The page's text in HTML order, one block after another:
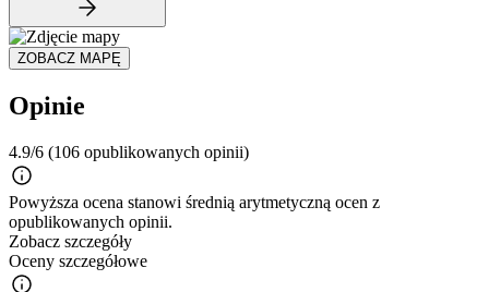
ZOBACZ MAPĘ
Opinie
4.9/6 (106 opublikowanych opinii)
Powyższa ocena stanowi średnią arytmetyczną ocen z
opublikowanych opinii.
Zobacz szczegóły
Oceny szczegółowe